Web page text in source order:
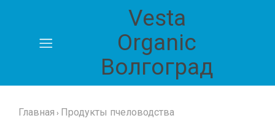
продукции
Vesta
Organic
Волгоград
Главная › Продукты пчеловодства